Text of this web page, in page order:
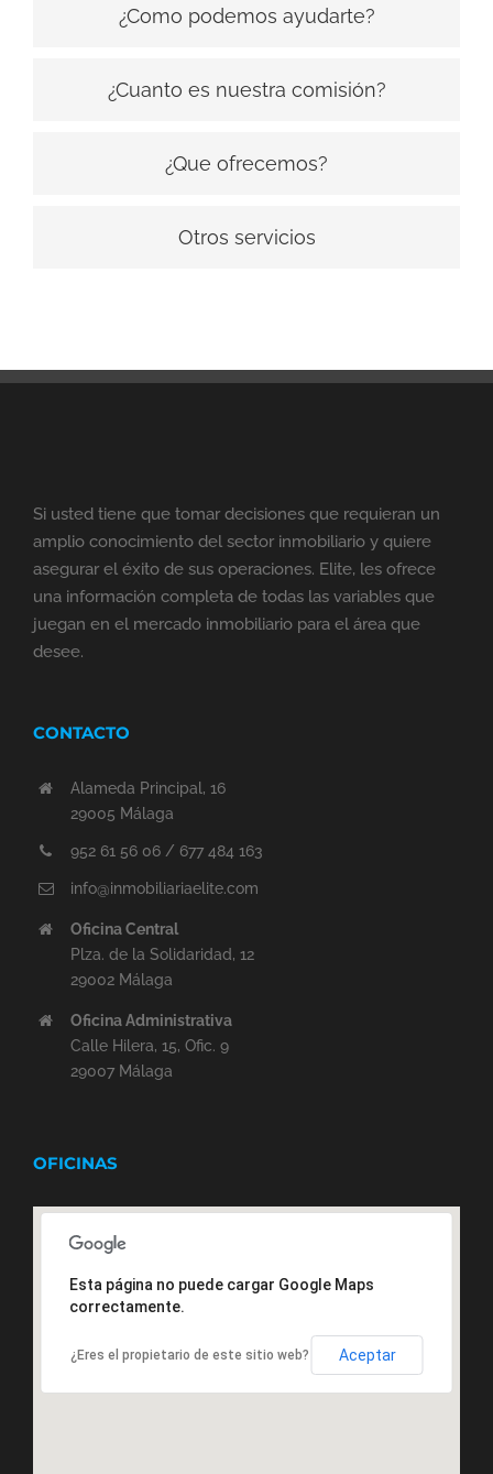
¿Como podemos ayudarte?
¿Cuanto es nuestra comisión?
¿Que ofrecemos?
Otros servicios
Si usted tiene que tomar decisiones que requieran un
amplio conocimiento del sector inmobiliario y quiere
asegurar el éxito de sus operaciones. Elite, les ofrece
una información completa de todas las variables que
juegan en el mercado inmobiliario para el área que
desee.
CONTACTO
Alameda Principal, 16
29005 Málaga
952 61 56 06 / 677 484 163
info@inmobiliariaelite.com
Oficina Central
Plza. de la Solidaridad, 12
29002 Málaga
Oficina Administrativa
Calle Hilera, 15, Ofic. 9
29007 Málaga
OFICINAS
Esta página no puede cargar Google Maps
correctamente.
¿Eres el propietario de este sitio web? Aceptar